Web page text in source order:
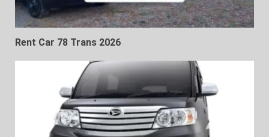
Rent Car 78 Trans 2026